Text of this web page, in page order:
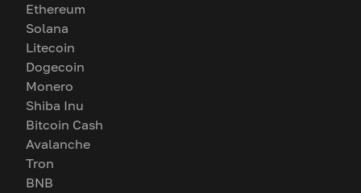
Ethereum
Solana
Litecoin
Dogecoin
Monero
Shiba Inu
Bitcoin Cash
Avalanche
Tron
BNB